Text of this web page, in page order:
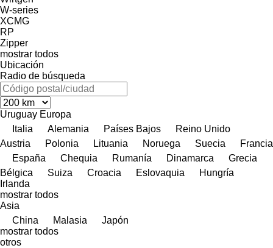
W-series
XCMG
RP
Zipper
mostrar todos
Ubicación
Radio de búsqueda
Uruguay Europa
Italia
Alemania Países Bajos
Reino Unido
Austria
Polonia Lituania Noruega Suecia
Francia
España
Chequia Rumanía Dinamarca
Grecia
Bélgica
Suiza Croacia Eslovaquia
Hungría
Irlanda
mostrar todos
Asia
China
Malasia
Japón
mostrar todos
otros